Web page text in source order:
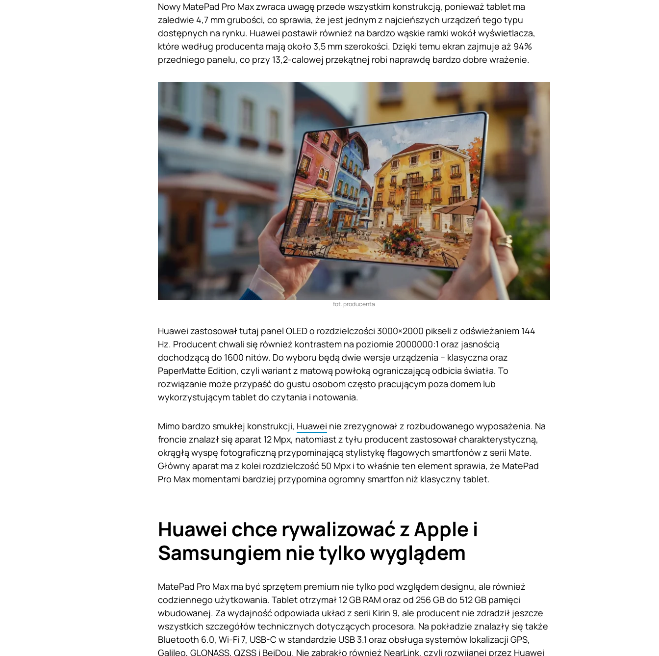
Nowy MatePad Pro Max zwraca uwagę przede wszystkim konstrukcją, ponieważ tablet ma
zaledwie 4,7 mm grubości, co sprawia, że jest jednym z najcieńszych urządzeń tego typu
dostępnych na rynku. Huawei postawił również na bardzo wąskie ramki wokół wyświetlacza,
które według producenta mają około 3,5 mm szerokości. Dzięki temu ekran zajmuje aż 94%
przedniego panelu, co przy 13,2-calowej przekątnej robi naprawdę bardzo dobre wrażenie.
fot. producenta
Huawei zastosował tutaj panel OLED o rozdzielczości 3000×2000 pikseli z odświeżaniem 144
Hz. Producent chwali się również kontrastem na poziomie 2000000:1 oraz jasnością
dochodzącą do 1600 nitów. Do wyboru będą dwie wersje urządzenia – klasyczna oraz
PaperMatte Edition, czyli wariant z matową powłoką ograniczającą odbicia światła. To
rozwiązanie może przypaść do gustu osobom często pracującym poza domem lub
wykorzystującym tablet do czytania i notowania.
Mimo bardzo smukłej konstrukcji, Huawei nie zrezygnował z rozbudowanego wyposażenia. Na
froncie znalazł się aparat 12 Mpx, natomiast z tyłu producent zastosował charakterystyczną,
okrągłą wyspę fotograficzną przypominającą stylistykę flagowych smartfonów z serii Mate.
Główny aparat ma z kolei rozdzielczość 50 Mpx i to właśnie ten element sprawia, że MatePad
Pro Max momentami bardziej przypomina ogromny smartfon niż klasyczny tablet.
Huawei chce rywalizować z Apple i
Samsungiem nie tylko wyglądem
MatePad Pro Max ma być sprzętem premium nie tylko pod względem designu, ale również
codziennego użytkowania. Tablet otrzymał 12 GB RAM oraz od 256 GB do 512 GB pamięci
wbudowanej. Za wydajność odpowiada układ z serii Kirin 9, ale producent nie zdradził jeszcze
wszystkich szczegółów technicznych dotyczących procesora. Na pokładzie znalazły się także
Bluetooth 6.0, Wi-Fi 7, USB-C w standardzie USB 3.1 oraz obsługa systemów lokalizacji GPS,
Galileo, GLONASS, QZSS i BeiDou. Nie zabrakło również NearLink, czyli rozwijanej przez Huawei